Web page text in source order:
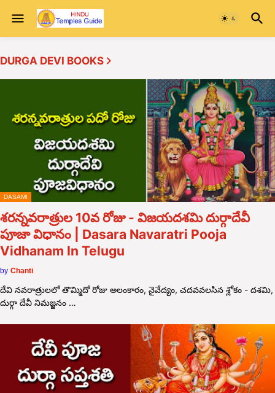
DURGA DEVI BOOKS
DASAMI
శరన్నవరాత్రుల 10వ రోజు - విజయదశమి దుర్గాదేవీ
పూజా విధానం | Dasara Navaratri Pooja
Vidhanam In Telugu
by Chanti
దేవి నవరాత్రులలో తొమ్మిదో రోజు అలంకారం, నైవేద్యం, చదవవలసిన శ్లోకం - దశమి,
దుర్గా దేవీ నిమజ్జనం …